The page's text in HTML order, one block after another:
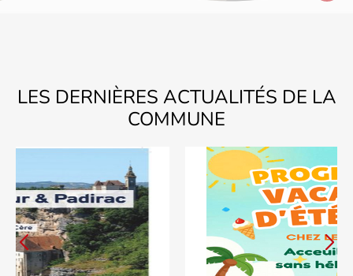
LES DERNIÈRES ACTUALITÉS DE LA
COMMUNE